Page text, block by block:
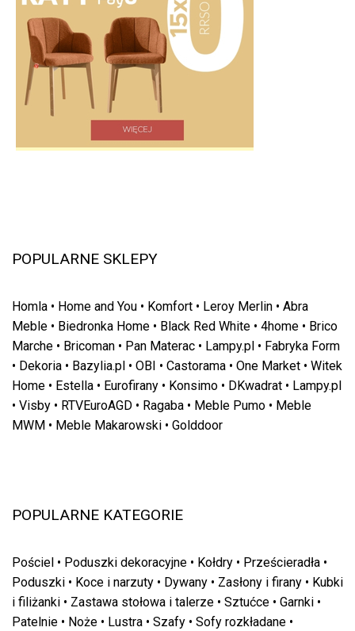
POPULARNE SKLEPY
Homla • Home and You • Komfort • Leroy Merlin • Abra
Meble • Biedronka Home • Black Red White • 4home • Brico
Marche • Bricoman • Pan Materac • Lampy.pl • Fabryka Form
• Dekoria • Bazylia.pl • OBI • Castorama • One Market • Witek
Home • Estella • Eurofirany • Konsimo • DKwadrat • Lampy.pl
• Visby • RTVEuroAGD • Ragaba • Meble Pumo • Meble
MWM • Meble Makarowski • Golddoor
POPULARNE KATEGORIE
Pościel • Poduszki dekoracyjne • Kołdry • Prześcieradła •
Poduszki • Koce i narzuty • Dywany • Zasłony i firany • Kubki
i filiżanki • Zastawa stołowa i talerze • Sztućce • Garnki •
Patelnie • Noże • Lustra • Szafy • Sofy rozkładane •